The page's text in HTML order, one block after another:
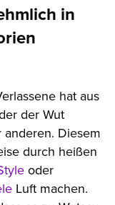
in
hat aus
der Wut
Diesem
durch heißen
oder
Luft machen.